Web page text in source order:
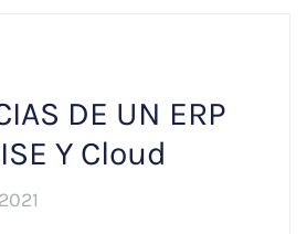
DE UN ERP
Y Cloud